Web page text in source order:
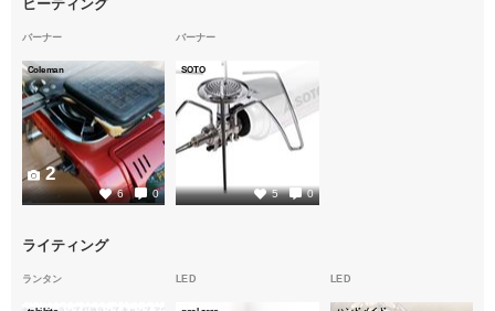
ヒーティング
バーナー
Coleman
6 0
2
バーナー
SOTO
5 0
ライティング
ランタン LED LED